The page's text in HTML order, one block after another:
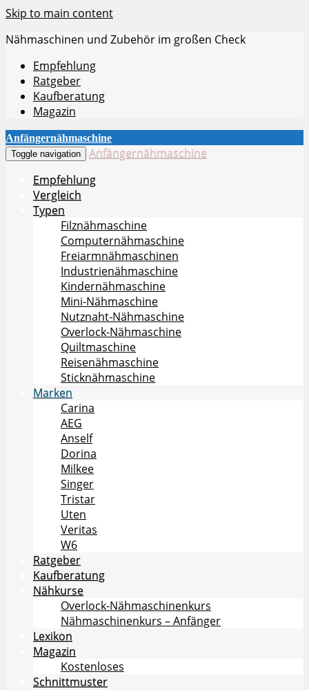
Skip to main content
Nähmaschinen und Zubehör im großen Check
Empfehlung
Ratgeber
Kaufberatung
Magazin
Anfängernähmaschine
Toggle navigation
Anfängernähmaschine
Empfehlung
Vergleich
Typen
Filznähmaschine
Computernähmaschine
Freiarmnähmaschinen
Industrienähmaschine
Kindernähmaschine
Mini-Nähmaschine
Nutznaht-Nähmaschine
Overlock-Nähmaschine
Quiltmaschine
Reisenähmaschine
Sticknähmaschine
Marken
Carina
AEG
Anself
Dorina
Milkee
Singer
Tristar
Uten
Veritas
W6
Ratgeber
Kaufberatung
Nähkurse
Overlock-Nähmaschinenkurs
Nähmaschinenkurs – Anfänger
Lexikon
Magazin
Kostenloses
Schnittmuster